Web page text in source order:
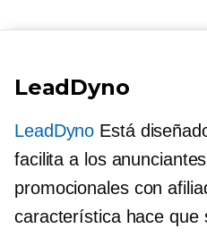
LeadDyno
LeadDyno Está
facilita a los
promocionales con
característica hace que